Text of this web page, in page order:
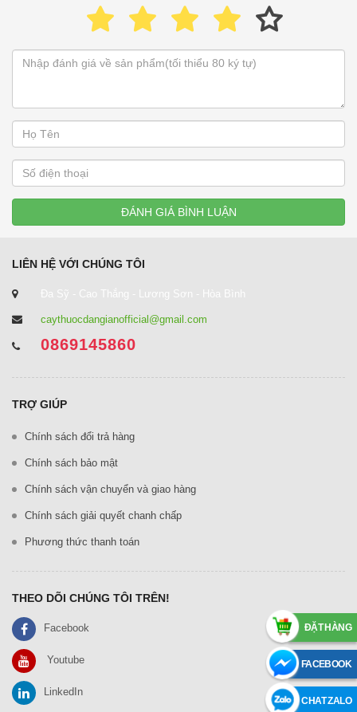
ĐÁNH GIÁ BÌNH LUẬN
ĐẶT HÀNG
FACEBOOK
CHAT ZALO
LIÊN HỆ VỚI CHÚNG TÔI
Đa Sỹ - Cao Thắng - Lương Sơn - Hòa Bình
caythuocdangianofficial@gmail.com
0869145860
TRỢ GIÚP
Chính sách đổi trả hàng
Chính sách bảo mật
Chính sách vận chuyển và giao hàng
Chính sách giải quyết chanh chấp
Phương thức thanh toán
THEO DÕI CHÚNG TÔI TRÊN!
Facebook
Youtube
LinkedIn